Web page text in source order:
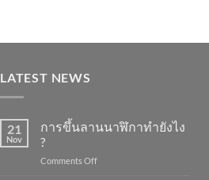
LATEST NEWS
21
Nov
การขึ้นลานนาฬิกาทำยังไง
?
Comments Offon